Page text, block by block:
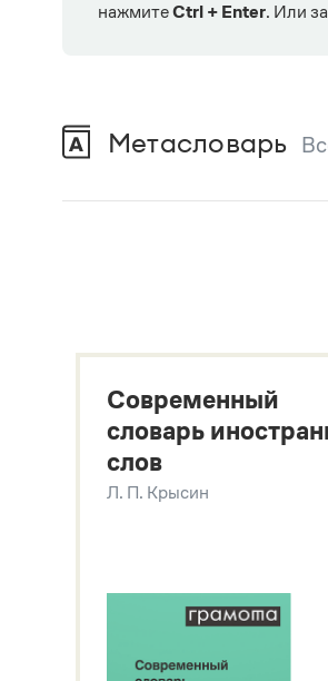
нажмитеCtrl + Enter. Или
Метасловарь
В метасловаре Грамоты
Большой толковый словарь
Большой толковый словарь
Л. Г. Бабенко
Современный словарь
Современный
словарь
слов
Л. П. Крысин